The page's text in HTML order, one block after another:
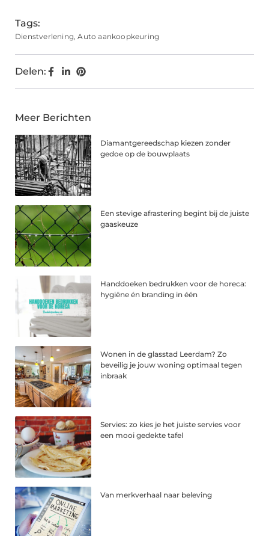
Tags:
Dienstverlening,Auto aankoopkeuring
Delen:
Meer Berichten
Diamantgereedschap kiezen zonder
gedoe op de bouwplaats
Een stevige afrastering begint bij de juiste
gaaskeuze
Handdoeken bedrukken voor de horeca:
hygiëne én branding in één
Wonen in de glasstad Leerdam? Zo
beveilig je jouw woning optimaal tegen
inbraak
Servies: zo kies je het juiste servies voor
een mooi gedekte tafel
Van merkverhaal naar beleving